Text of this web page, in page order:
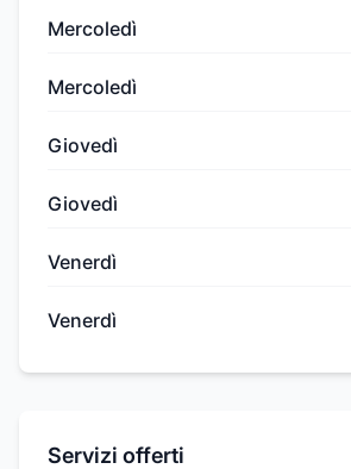
Mercoledì
Mercoledì
Giovedì
Giovedì
Venerdì
Venerdì
Servizi offerti